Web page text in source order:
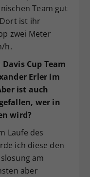
Team gut
ist ihr
zwei Meter
h.
Cup Team
Erler im
ist auch
wer in
wird?
Laufe des
ich diese den
am
aber